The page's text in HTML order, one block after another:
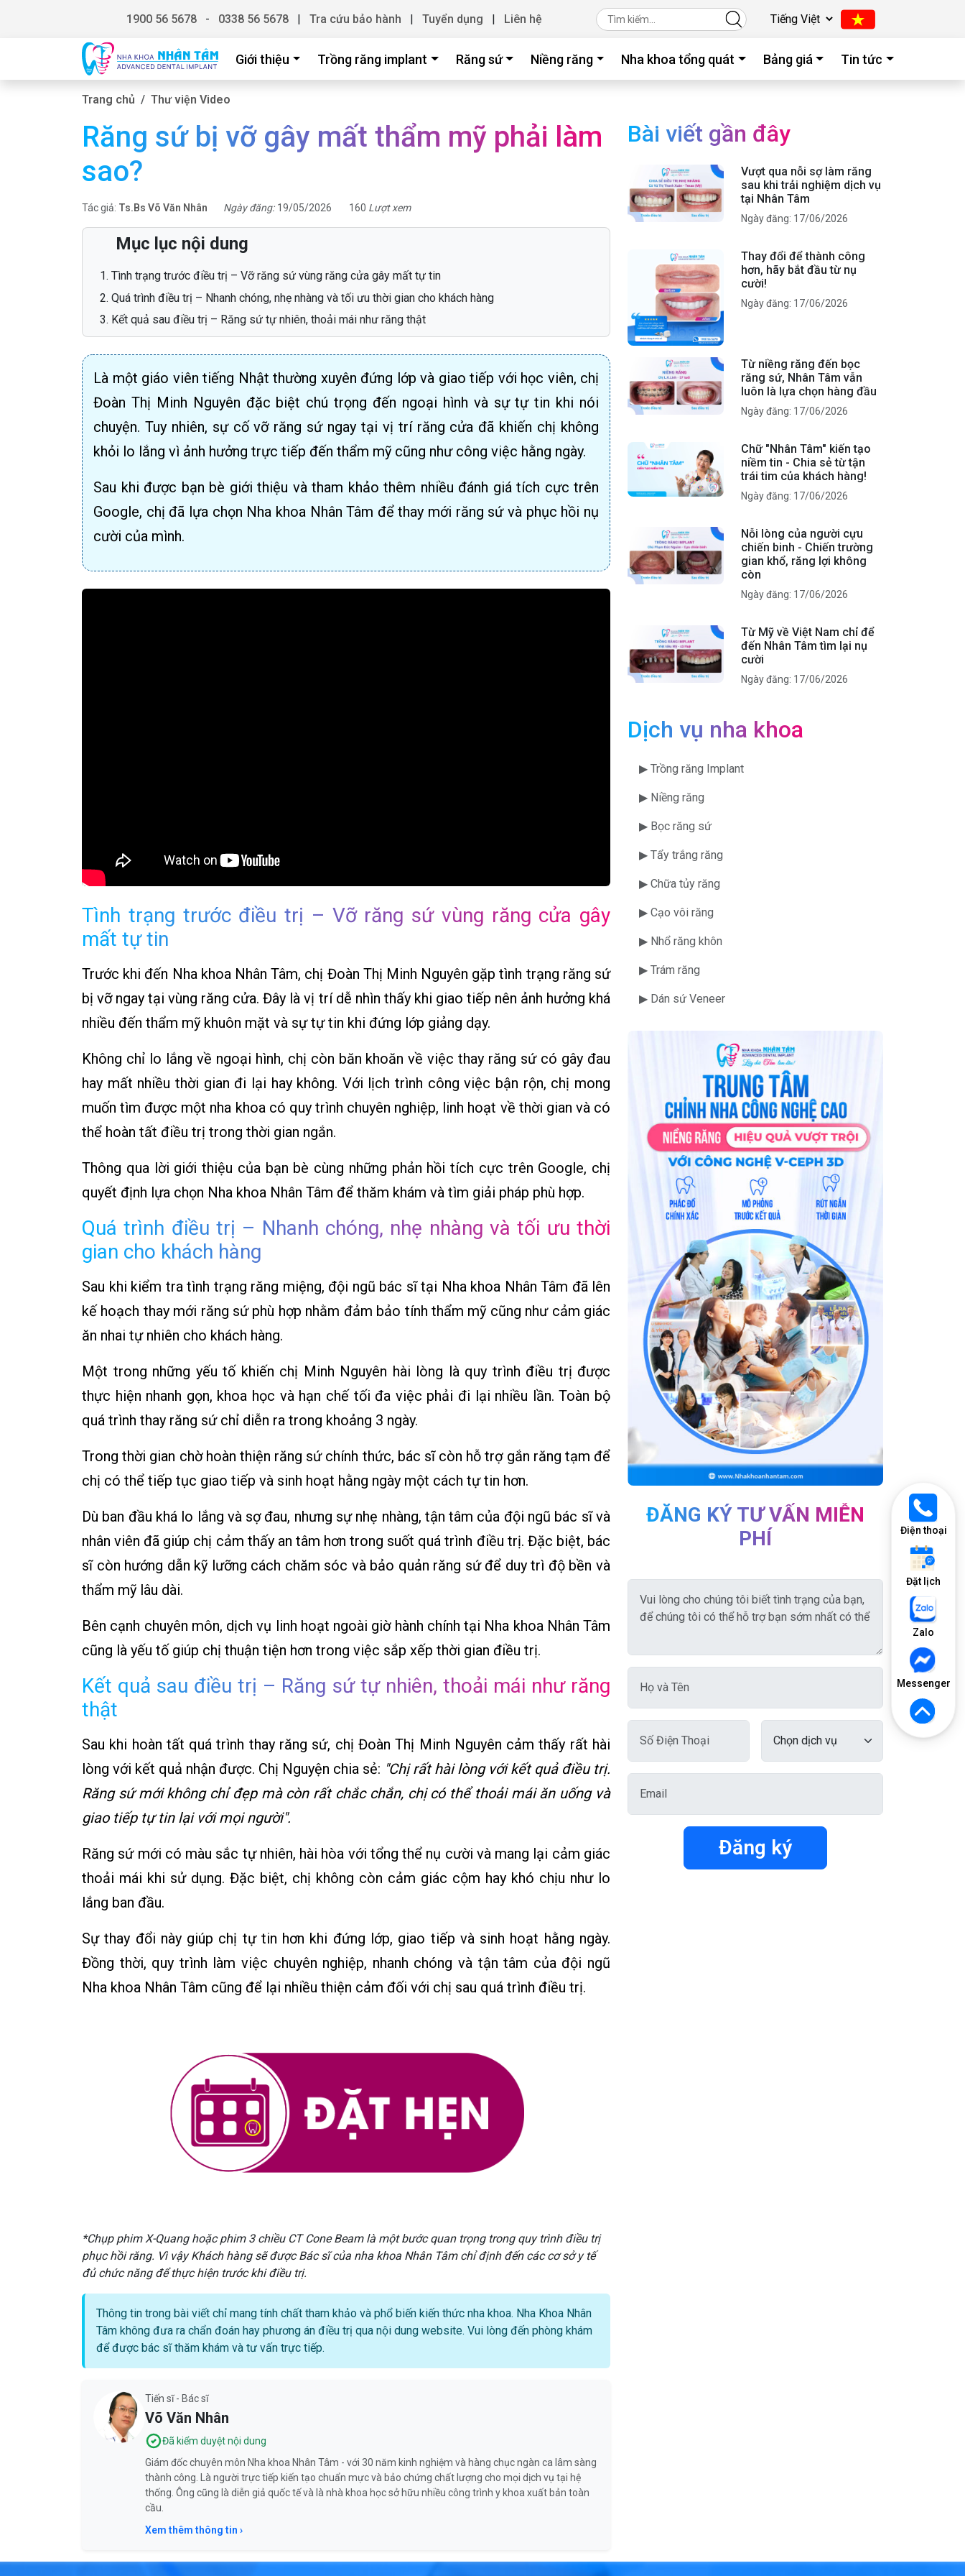
1900 56 5678 - 0338 56 5678 | Tra cứu bảo hành | Tuyển dụng | Liên hệ
Giới thiệu Trồng răng implant Răng sứ Niềng răng Nha khoa tổng quát Bảng giá Tin tức
Điện thoại
Đặt lịch
Zalo
Messenger
Trang chủ Thư viện Video
Răng sứ bị vỡ gây mất thẩm mỹ phải làm
sao?
Tác giả: Ts.Bs Võ Văn Nhân Ngày đăng: 19/05/2026 160 Lượt xem
Mục lục nội dung
Tình trạng trước điều trị – Vỡ răng sứ vùng răng cửa gây mất tự tin
Quá trình điều trị – Nhanh chóng, nhẹ nhàng và tối ưu thời gian cho khách hàng
Kết quả sau điều trị – Răng sứ tự nhiên, thoải mái như răng thật
Là một giáo viên tiếng Nhật thường xuyên đứng lớp và giao tiếp với học viên, chị
Đoàn Thị Minh Nguyên đặc biệt chú trọng đến ngoại hình và sự tự tin khi nói
chuyện. Tuy nhiên, sự cố vỡ răng sứ ngay tại vị trí răng cửa đã khiến chị không
khỏi lo lắng vì ảnh hưởng trực tiếp đến thẩm mỹ cũng như công việc hằng ngày.
Sau khi được bạn bè giới thiệu và tham khảo thêm nhiều đánh giá tích cực trên
Google, chị đã lựa chọn Nha khoa Nhân Tâm để thay mới răng sứ và phục hồi nụ
cười của mình.
Tình trạng trước điều trị – Vỡ răng sứ vùng răng cửa gây
mất tự tin
Trước khi đến Nha khoa Nhân Tâm, chị Đoàn Thị Minh Nguyên gặp tình trạng răng sứ
bị vỡ ngay tại vùng răng cửa. Đây là vị trí dễ nhìn thấy khi giao tiếp nên ảnh hưởng khá
nhiều đến thẩm mỹ khuôn mặt và sự tự tin khi đứng lớp giảng dạy.
Không chỉ lo lắng về ngoại hình, chị còn băn khoăn về việc thay răng sứ có gây đau
hay mất nhiều thời gian đi lại hay không. Với lịch trình công việc bận rộn, chị mong
muốn tìm được một nha khoa có quy trình chuyên nghiệp, linh hoạt về thời gian và có
thể hoàn tất điều trị trong thời gian ngắn.
Thông qua lời giới thiệu của bạn bè cùng những phản hồi tích cực trên Google, chị
quyết định lựa chọn Nha khoa Nhân Tâm để thăm khám và tìm giải pháp phù hợp.
Quá trình điều trị – Nhanh chóng, nhẹ nhàng và tối ưu thời
gian cho khách hàng
Sau khi kiểm tra tình trạng răng miệng, đội ngũ bác sĩ tại Nha khoa Nhân Tâm đã lên
kế hoạch thay mới răng sứ phù hợp nhằm đảm bảo tính thẩm mỹ cũng như cảm giác
ăn nhai tự nhiên cho khách hàng.
Một trong những yếu tố khiến chị Minh Nguyên hài lòng là quy trình điều trị được
thực hiện nhanh gọn, khoa học và hạn chế tối đa việc phải đi lại nhiều lần. Toàn bộ
quá trình thay răng sứ chỉ diễn ra trong khoảng 3 ngày.
Trong thời gian chờ hoàn thiện răng sứ chính thức, bác sĩ còn hỗ trợ gắn răng tạm để
chị có thể tiếp tục giao tiếp và sinh hoạt hằng ngày một cách tự tin hơn.
Dù ban đầu khá lo lắng và sợ đau, nhưng sự nhẹ nhàng, tận tâm của đội ngũ bác sĩ và
nhân viên đã giúp chị cảm thấy an tâm hơn trong suốt quá trình điều trị. Đặc biệt, bác
sĩ còn hướng dẫn kỹ lưỡng cách chăm sóc và bảo quản răng sứ để duy trì độ bền và
thẩm mỹ lâu dài.
Bên cạnh chuyên môn, dịch vụ linh hoạt ngoài giờ hành chính tại Nha khoa Nhân Tâm
cũng là yếu tố giúp chị thuận tiện hơn trong việc sắp xếp thời gian điều trị.
Kết quả sau điều trị – Răng sứ tự nhiên, thoải mái như răng
thật
Sau khi hoàn tất quá trình thay răng sứ, chị Đoàn Thị Minh Nguyên cảm thấy rất hài
lòng với kết quả nhận được. Chị Nguyện chia sẻ: "Chị rất hài lòng với kết quả điều trị.
Răng sứ mới không chỉ đẹp mà còn rất chắc chắn, chị có thể thoải mái ăn uống và
giao tiếp tự tin lại với mọi người".
Răng sứ mới có màu sắc tự nhiên, hài hòa với tổng thể nụ cười và mang lại cảm giác
thoải mái khi sử dụng. Đặc biệt, chị không còn cảm giác cộm hay khó chịu như lo
lắng ban đầu.
Sự thay đổi này giúp chị tự tin hơn khi đứng lớp, giao tiếp và sinh hoạt hằng ngày.
Đồng thời, quy trình làm việc chuyên nghiệp, nhanh chóng và tận tâm của đội ngũ
Nha khoa Nhân Tâm cũng để lại nhiều thiện cảm đối với chị sau quá trình điều trị.
*Chụp phim X-Quang hoặc phim 3 chiều CT Cone Beam là một bước quan trọng trong quy trình điều trị
phục hồi răng. Vì vậy Khách hàng sẽ được Bác sĩ của nha khoa Nhân Tâm chỉ định đến các cơ sở y tế
đủ chức năng để thực hiện trước khi điều trị.
Thông tin trong bài viết chỉ mang tính chất tham khảo và phổ biến kiến thức nha khoa. Nha Khoa Nhân
Tâm không đưa ra chẩn đoán hay phương án điều trị qua nội dung website. Vui lòng đến phòng khám
để được bác sĩ thăm khám và tư vấn trực tiếp.
Tiến sĩ - Bác sĩ
Võ Văn Nhân
Đã kiểm duyệt nội dung
Giám đốc chuyên môn Nha khoa Nhân Tâm - với 30 năm kinh nghiệm và hàng chục ngàn ca lâm sàng
thành công. Là người trực tiếp kiến tạo chuẩn mực và bảo chứng chất lượng cho mọi dịch vụ tại hệ
thống. Ông cũng là diễn giả quốc tế và là nhà khoa học sở hữu nhiều công trình y khoa xuất bản toàn
cầu.
Xem thêm thông tin ›
Bài viết gần đây
Vượt qua nỗi sợ làm răng
sau khi trải nghiệm dịch vụ
tại Nhân Tâm
Ngày đăng: 17/06/2026
Thay đổi để thành công
hơn, hãy bắt đầu từ nụ
cười!
Ngày đăng: 17/06/2026
Từ niềng răng đến bọc
răng sứ, Nhân Tâm vẫn
luôn là lựa chọn hàng đầu
Ngày đăng: 17/06/2026
Chữ "Nhân Tâm" kiến tạo
niềm tin - Chia sẻ từ tận
trái tim của khách hàng!
Ngày đăng: 17/06/2026
Nỗi lòng của người cựu
chiến binh - Chiến trường
gian khổ, răng lợi không
còn
Ngày đăng: 17/06/2026
Từ Mỹ về Việt Nam chỉ để
đến Nhân Tâm tìm lại nụ
cười
Ngày đăng: 17/06/2026
Dịch vụ nha khoa
▶ Trồng răng Implant
▶ Niềng răng
▶ Bọc răng sứ
▶ Tẩy trắng răng
▶ Chữa tủy răng
▶ Cạo vôi răng
▶ Nhổ răng khôn
▶ Trám răng
▶ Dán sứ Veneer
ĐĂNG KÝ TƯ VẤN MIỄN
PHÍ
Đăng ký